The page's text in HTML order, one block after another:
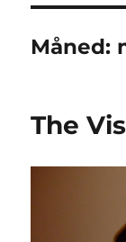
Måned:
The